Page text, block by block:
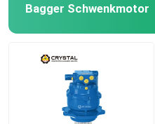
Bagger Schwenkmotor